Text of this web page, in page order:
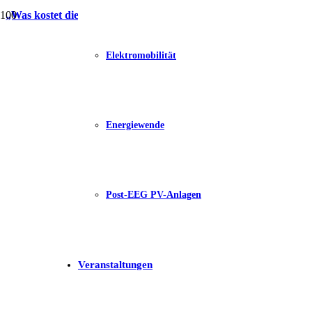
Elektromobilität
Energiewende
Post-EEG PV-Anlagen
Veranstaltungen
„Was kostet die Welt?“ Dokumentarfilm